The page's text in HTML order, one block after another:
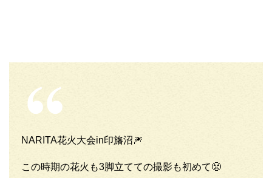
NARITA花火大会in印旛沼🎆
この時期の花火も3脚立てての撮影も初めて😤